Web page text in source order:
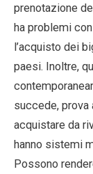
prenotazione
ha problemi
l’acquisto dei
paesi. Inoltre,
succede,
acquistare da
hanno sistemi
Possono